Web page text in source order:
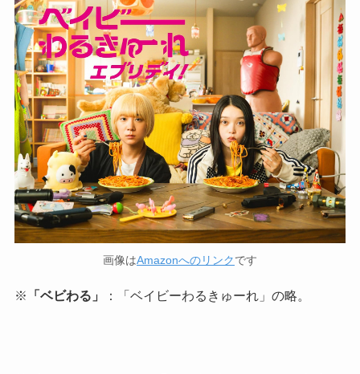
画像はAmazonへのリンクです
※ 「ベビわる」 ：「ベイビーわるきゅーれ」の略。